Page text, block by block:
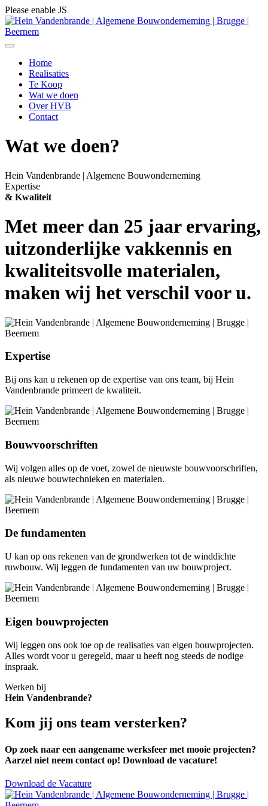
Please enable JS
Home
Realisaties
Te Koop
Wat we doen
Over HVB
Contact
Wat we doen?
Hein Vandenbrande | Algemene Bouwonderneming
Expertise
& Kwaliteit
Met meer dan 25 jaar ervaring,
uitzonderlijke vakkennis en
kwaliteitsvolle materialen,
maken wij het verschil voor u.
Expertise
Bij ons kan u rekenen op de expertise van ons team, bij Hein
Vandenbrande primeert de kwaliteit.
Bouwvoorschriften
Wij volgen alles op de voet, zowel de nieuwste bouwvoorschriften,
als nieuwe bouwtechnieken en materialen.
De fundamenten
U kan op ons rekenen van de grondwerken tot de winddichte
ruwbouw. Wij leggen de fundamenten van uw bouwproject.
Eigen bouwprojecten
Wij leggen ons ook toe op de realisaties van eigen bouwprojecten.
Alles wordt voor u geregeld, maar u heeft nog steeds de nodige
inspraak.
Werken bij
Hein Vandenbrande?
Kom jij ons team versterken?
Op zoek naar een aangename werksfeer met mooie projecten?
Aarzel niet neem contact op! Download de vacature!
Download de Vacature